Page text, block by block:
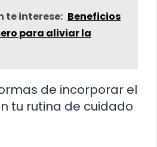
te interese: Beneficios
para aliviar la
de incorporar el
tu rutina de cuidado